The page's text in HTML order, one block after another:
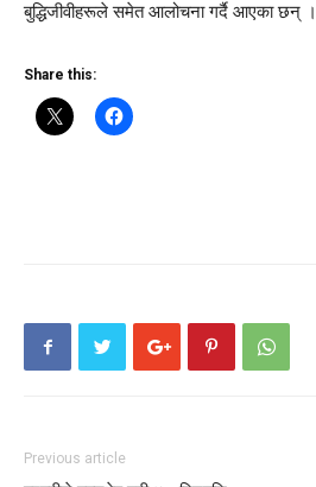
बुद्धिजीवीहरूले समेत आलोचना गर्दै आएका छन् ।
Share this:
Previous article